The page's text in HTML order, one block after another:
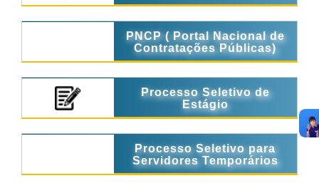
PNCP ( Portal Nacional de
Contratações Públicas)
Processo Seletivo de
Estágio
Processo Seletivo para
Servidores Temporários